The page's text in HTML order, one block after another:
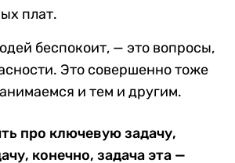
плат.
беспокоит, — это вопросы,
Это совершенно тоже
и тем и другим.
про ключевую задачу,
конечно, задача эта —